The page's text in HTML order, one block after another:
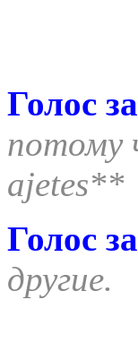
Голос
потому
ajetes**
Голос
другие.